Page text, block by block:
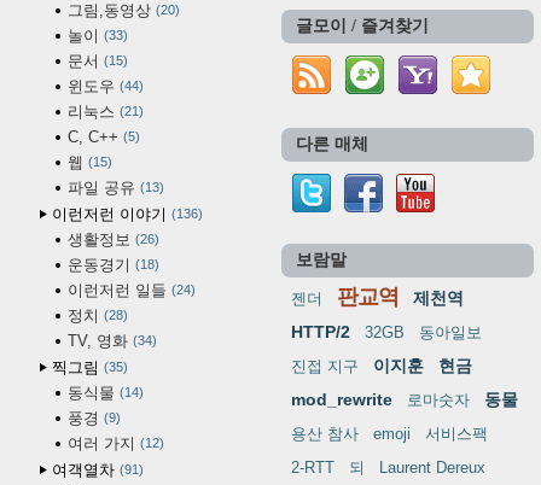
그림,동영상 20
놀이 33
문서 15
윈도우 44
리눅스 21
C, C++ 5
웹 15
파일 공유 13
이런저런 이야기 136
생활정보 26
운동경기 18
이런저런 일들 24
정치 28
TV, 영화 34
찍그림 35
동식물 14
풍경 9
여러 가지 12
여객열차 91
글모이 / 즐겨찾기
다른 매체
보람말
젠더 판교역
제천역
HTTP/2
32GB
동아일보
진접 지구
이지훈
현금
mod_rewrite
로마숫자 동물
용산 참사 emoji
서비스팩
2-RTT
되 Laurent Dereux